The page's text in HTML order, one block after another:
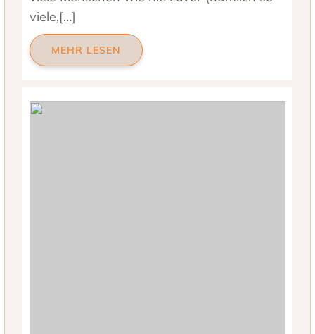
viele,[…]
MEHR LESEN